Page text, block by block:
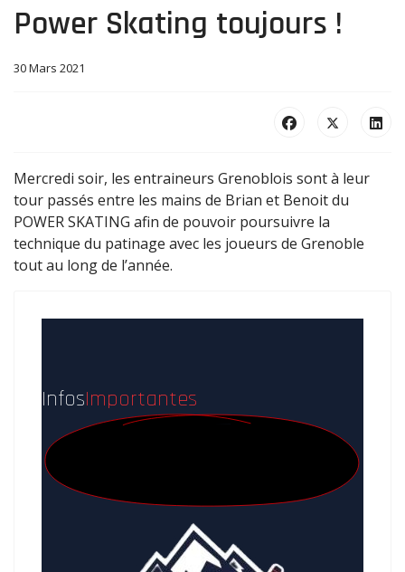
Power Skating toujours !
30 Mars 2021
Mercredi soir, les entraineurs Grenoblois sont à leur
tour passés entre les mains de Brian et Benoit du
POWER SKATING afin de pouvoir poursuivre la
technique du patinage avec les joueurs de Grenoble
tout au long de l’année.
InfosImportantes